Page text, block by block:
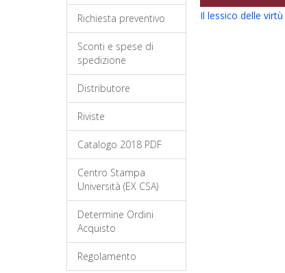
Richiesta preventivo
Sconti e spese di
spedizione
Distributore
Riviste
Catalogo 2018 PDF
Centro Stampa
Università (EX CSA)
Determine Ordini
Acquisto
Regolamento
Il lessico delle